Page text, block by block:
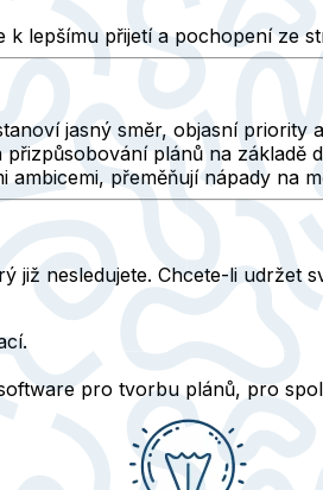
lepšímu přijetí a pochopení ze
jasný směr, objasní
plánů na základě
přeměňují nápady na
již nesledujete. Chcete-li udržet
pro tvorbu plánů, pro